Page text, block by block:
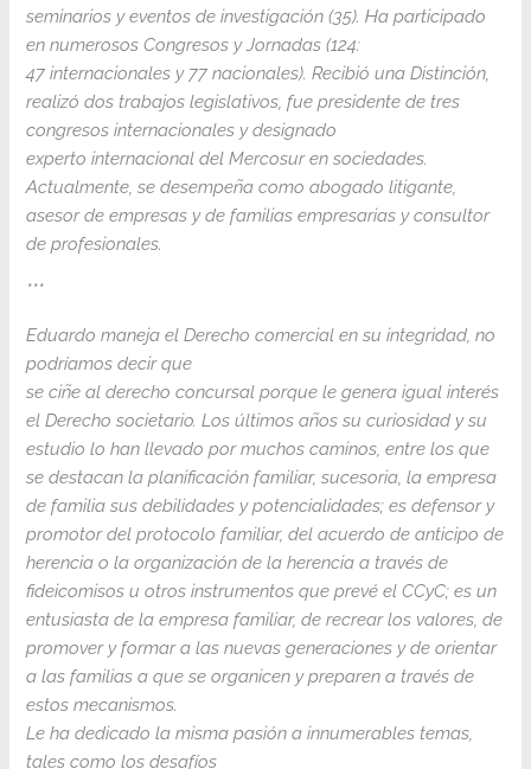
seminarios y eventos de investigación (35). Ha participado
en numerosos Congresos y Jornadas (124:
47 internacionales y 77 nacionales). Recibió una Distinción,
realizó dos trabajos legislativos, fue presidente de tres
congresos internacionales y designado
experto internacional del Mercosur en sociedades.
Actualmente, se desempeña como abogado litigante,
asesor de empresas y de familias empresarias y consultor
de profesionales.
***
Eduardo maneja el Derecho comercial en su integridad, no
podríamos decir que
se ciñe al derecho concursal porque le genera igual interés
el Derecho societario. Los últimos años su curiosidad y su
estudio lo han llevado por muchos caminos, entre los que
se destacan la planificación familiar, sucesoria, la empresa
de familia sus debilidades y potencialidades; es defensor y
promotor del protocolo familiar, del acuerdo de anticipo de
herencia o la organización de la herencia a través de
fideicomisos u otros instrumentos que prevé el CCyC; es un
entusiasta de la empresa familiar, de recrear los valores, de
promover y formar a las nuevas generaciones y de orientar
a las familias a que se organicen y preparen a través de
estos mecanismos.
Le ha dedicado la misma pasión a innumerables temas,
tales como los desafíos